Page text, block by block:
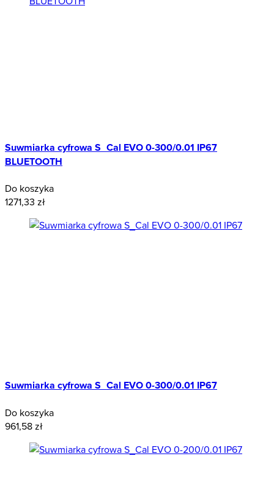
Suwmiarka cyfrowa S_Cal EVO 0-300/0.01 IP67
BLUETOOTH
Do koszyka
1271,33 zł
Suwmiarka cyfrowa S_Cal EVO 0-300/0.01 IP67
Do koszyka
961,58 zł